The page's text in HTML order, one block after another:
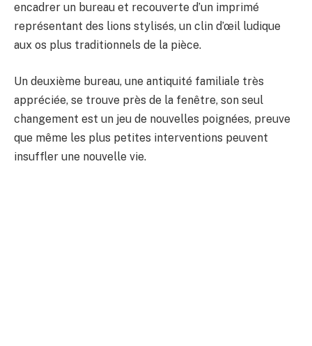
encadrer un bureau et recouverte d’un imprimé
représentant des lions stylisés, un clin d’œil ludique
aux os plus traditionnels de la pièce.
Un deuxième bureau, une antiquité familiale très
appréciée, se trouve près de la fenêtre, son seul
changement est un jeu de nouvelles poignées, preuve
que même les plus petites interventions peuvent
insuffler une nouvelle vie.